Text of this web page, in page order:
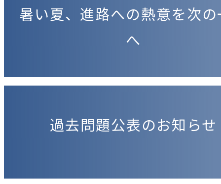
暑い夏、進路への熱意を次
へ
過去問題公表のお知らせ